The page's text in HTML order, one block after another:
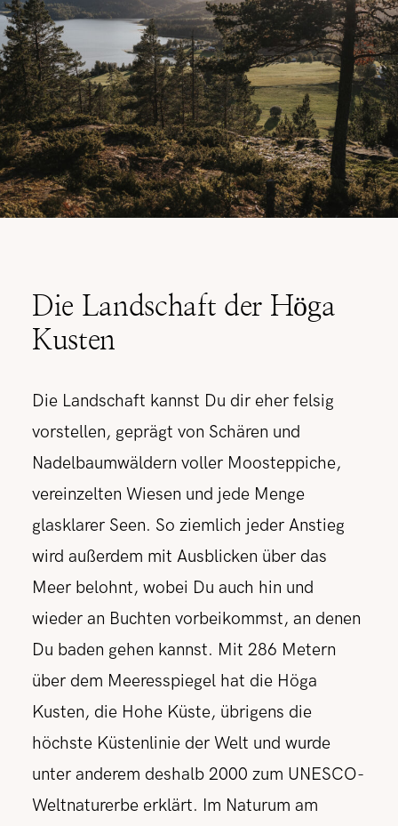
Die Landschaft der Höga
Kusten
Die Landschaft kannst Du dir eher felsig
vorstellen, geprägt von Schären und
Nadelbaumwäldern voller Moosteppiche,
vereinzelten Wiesen und jede Menge
glasklarer Seen. So ziemlich jeder Anstieg
wird außerdem mit Ausblicken über das
Meer belohnt, wobei Du auch hin und
wieder an Buchten vorbeikommst, an denen
Du baden gehen kannst. Mit 286 Metern
über dem Meeresspiegel hat die Höga
Kusten, die Hohe Küste, übrigens die
höchste Küstenlinie der Welt und wurde
unter anderem deshalb 2000 zum UNESCO-
Weltnaturerbe erklärt. Im Naturum am